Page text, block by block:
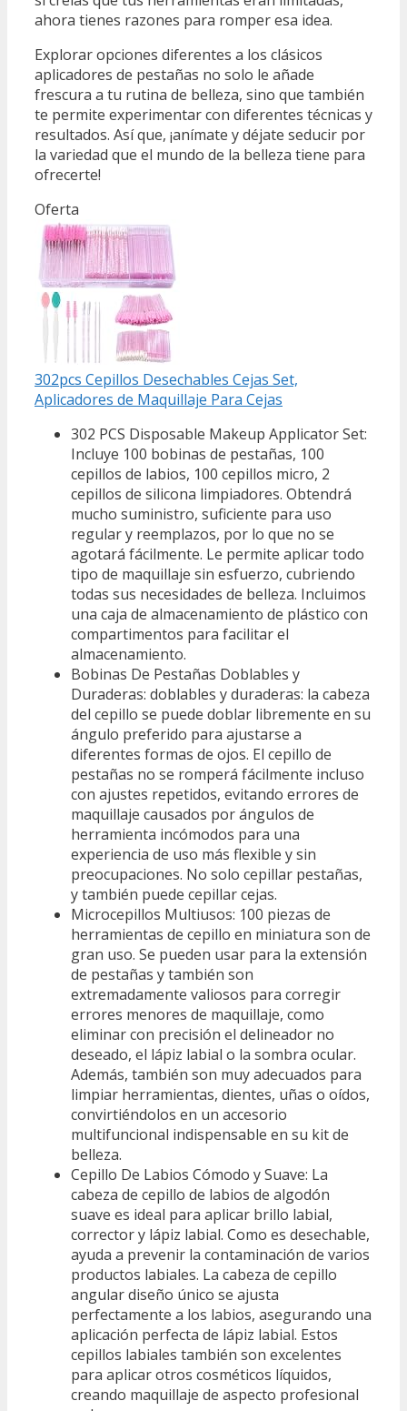
ahora tienes razones para romper esa idea.
Explorar opciones diferentes a los clásicos
aplicadores de pestañas no solo le añade
frescura a tu rutina de belleza, sino que también
te permite experimentar con diferentes técnicas y
resultados. Así que, ¡anímate y déjate seducir por
la variedad que el mundo de la belleza tiene para
ofrecerte!
Oferta
302pcs Cepillos Desechables Cejas Set,
Aplicadores de Maquillaje Para Cejas
302 PCS Disposable Makeup Applicator Set:
Incluye 100 bobinas de pestañas, 100
cepillos de labios, 100 cepillos micro, 2
cepillos de silicona limpiadores. Obtendrá
mucho suministro, suficiente para uso
regular y reemplazos, por lo que no se
agotará fácilmente. Le permite aplicar todo
tipo de maquillaje sin esfuerzo, cubriendo
todas sus necesidades de belleza. Incluimos
una caja de almacenamiento de plástico con
compartimentos para facilitar el
almacenamiento.
Bobinas De Pestañas Doblables y
Duraderas: doblables y duraderas: la cabeza
del cepillo se puede doblar libremente en su
ángulo preferido para ajustarse a
diferentes formas de ojos. El cepillo de
pestañas no se romperá fácilmente incluso
con ajustes repetidos, evitando errores de
maquillaje causados por ángulos de
herramienta incómodos para una
experiencia de uso más flexible y sin
preocupaciones. No solo cepillar pestañas,
y también puede cepillar cejas.
Microcepillos Multiusos: 100 piezas de
herramientas de cepillo en miniatura son de
gran uso. Se pueden usar para la extensión
de pestañas y también son
extremadamente valiosos para corregir
errores menores de maquillaje, como
eliminar con precisión el delineador no
deseado, el lápiz labial o la sombra ocular.
Además, también son muy adecuados para
limpiar herramientas, dientes, uñas o oídos,
convirtiéndolos en un accesorio
multifuncional indispensable en su kit de
belleza.
Cepillo De Labios Cómodo y Suave: La
cabeza de cepillo de labios de algodón
suave es ideal para aplicar brillo labial,
corrector y lápiz labial. Como es desechable,
ayuda a prevenir la contaminación de varios
productos labiales. La cabeza de cepillo
angular diseño único se ajusta
perfectamente a los labios, asegurando una
aplicación perfecta de lápiz labial. Estos
cepillos labiales también son excelentes
para aplicar otros cosméticos líquidos,
creando maquillaje de aspecto profesional